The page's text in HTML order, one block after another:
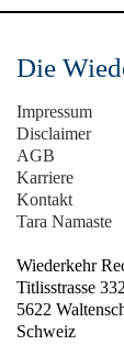
Die
Impressum
Disclaimer
AGB
Karriere
Kontakt
Tara Namaste
Wiederkehr
Titlisstrasse 332
5622
Schweiz